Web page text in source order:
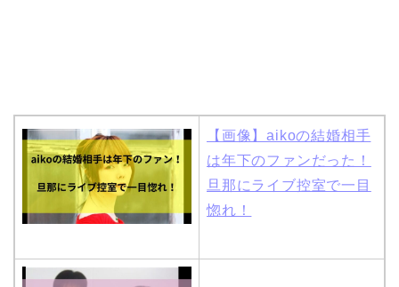
【画像】aikoの結婚相手
は年下のファンだった！
旦那にライブ控室で一目
惚れ！